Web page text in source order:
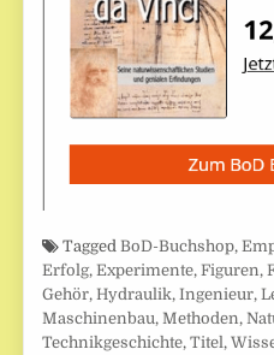
TaggedBoD-Buchshop,
Erfolg,Experimente,Figuren,
Gehör,Hydraulik,Ingenieur,
Maschinenbau,Methoden,
Technikgeschichte,Titel,